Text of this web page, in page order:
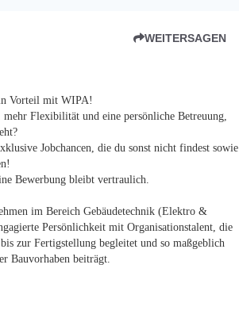
WEITERSAGEN
Vorteil mit WIPA!
Flexibilität und eine persönliche Betreuung,
Jobchancen, die du sonst nicht findest sowie
Bewerbung bleibt vertraulich.
im Bereich Gebäudetechnik (Elektro &
Persönlichkeit mit Organisationstalent, die
zur Fertigstellung begleitet und so maßgeblich
Bauvorhaben beiträgt.